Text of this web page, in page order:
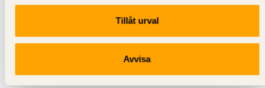
Tillåt urval
Avvisa
Svenskt Trä representerar svensk sågverksindustri
och är en del av branschorganisationen
svensk limträ-, KL-trä- och förpackningsindustri samt